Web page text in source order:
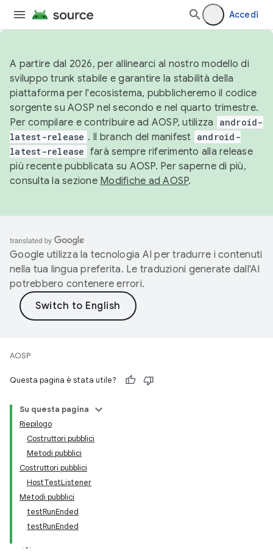
Accedi
A partire dal 2026, per allinearci al nostro modello di
sviluppo trunk stabile e garantire la stabilità della
piattaforma per l'ecosistema, pubblicheremo il codice
sorgente su AOSP nel secondo e nel quarto trimestre.
Per compilare e contribuire ad AOSP, utilizza
android-
latest-release . Il branch del manifest android-
latest-release farà sempre riferimento alla release
più recente pubblicata su AOSP. Per saperne di più,
consulta la sezione Modifiche ad AOSP.
Google utilizza la tecnologia AI per tradurre i contenuti
nella tua lingua preferita. Le traduzioni generate dall'AI
potrebbero contenere errori.
AOSP
Questa pagina è stata utile?
Su questa pagina
Riepilogo
Costruttori pubblici
Metodi pubblici
Costruttori pubblici
HostTestListener
Metodi pubblici
testRunEnded
testRunEnded